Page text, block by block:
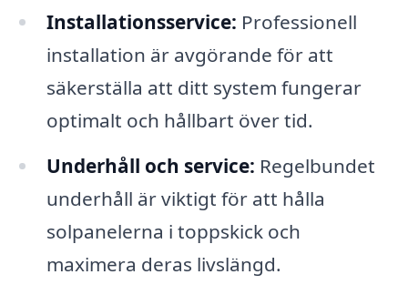
Installationsservice: Professionell
installation är avgörande för att
säkerställa att ditt system fungerar
optimalt och hållbart över tid.
Underhåll och service: Regelbundet
underhåll är viktigt för att hålla
solpanelerna i toppskick och
maximera deras livslängd.